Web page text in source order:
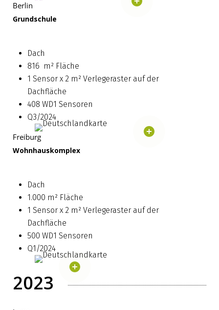
Berlin
Grundschule
Dach
816 m² Fläche
1 Sensor x 2 m² Verlegeraster auf der
Dachfläche
408 WD1 Sensoren
Q3/2024
Freiburg
Wohnhauskomplex
Dach
1.000 m² Fläche
1 Sensor x 2 m² Verlegeraster auf der
Dachfläche
500 WD1 Sensoren
Q1/2024
2023